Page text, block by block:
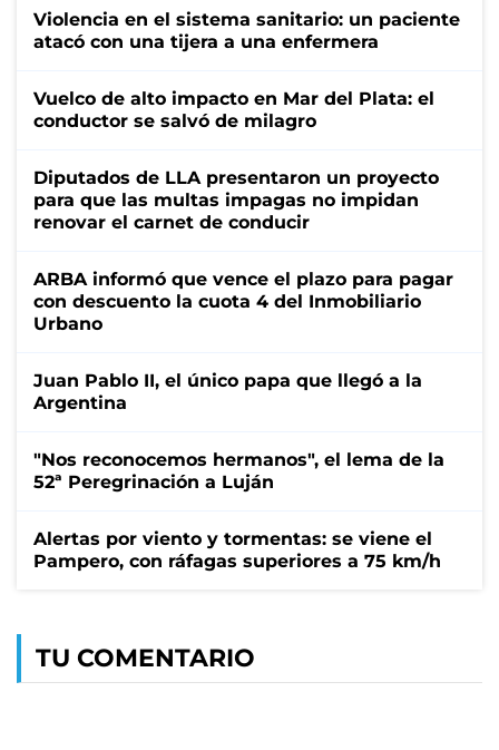
Violencia en el sistema sanitario: un paciente
atacó con una tijera a una enfermera
Vuelco de alto impacto en Mar del Plata: el
conductor se salvó de milagro
Diputados de LLA presentaron un proyecto
para que las multas impagas no impidan
renovar el carnet de conducir
ARBA informó que vence el plazo para pagar
con descuento la cuota 4 del Inmobiliario
Urbano
Juan Pablo II, el único papa que llegó a la
Argentina
"Nos reconocemos hermanos", el lema de la
52ª Peregrinación a Luján
Alertas por viento y tormentas: se viene el
Pampero, con ráfagas superiores a 75 km/h
TU COMENTARIO